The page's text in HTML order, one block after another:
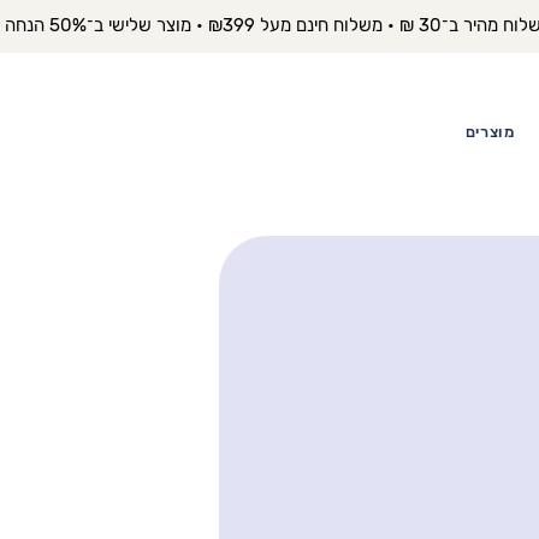
ב־30 ₪ • משלוח חינם מעל ₪399 • מוצר שלישי ב־50% הנחה
מוצרים